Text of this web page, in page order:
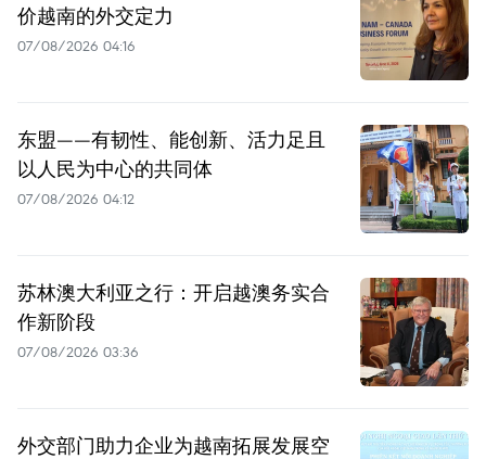
价越南的外交定力
07/08/2026 04:16
东盟——有韧性、能创新、活力足且
以人民为中心的共同体
07/08/2026 04:12
苏林澳大利亚之行：开启越澳务实合
作新阶段
07/08/2026 03:36
外交部门助力企业为越南拓展发展空